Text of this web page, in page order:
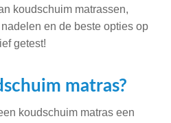
koudschuim matrassen,
en de beste opties op
getest!
matras?
koudschuim matras een